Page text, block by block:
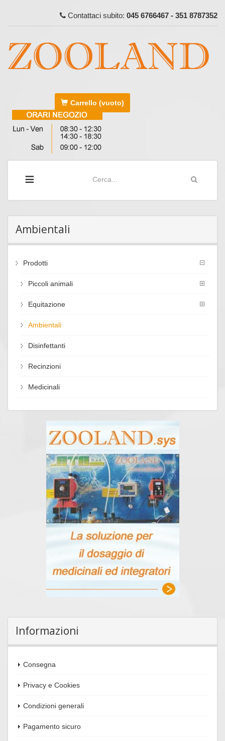
Contattaci subito: 045 6766467 - 351 8787352
Carrello (vuoto)
≡
Ambientali
Prodotti
Piccoli animali
Equitazione
Ambientali
Disinfettanti
Recinzioni
Medicinali
Informazioni
Consegna
Privacy e Cookies
Condizioni generali
Pagamento sicuro